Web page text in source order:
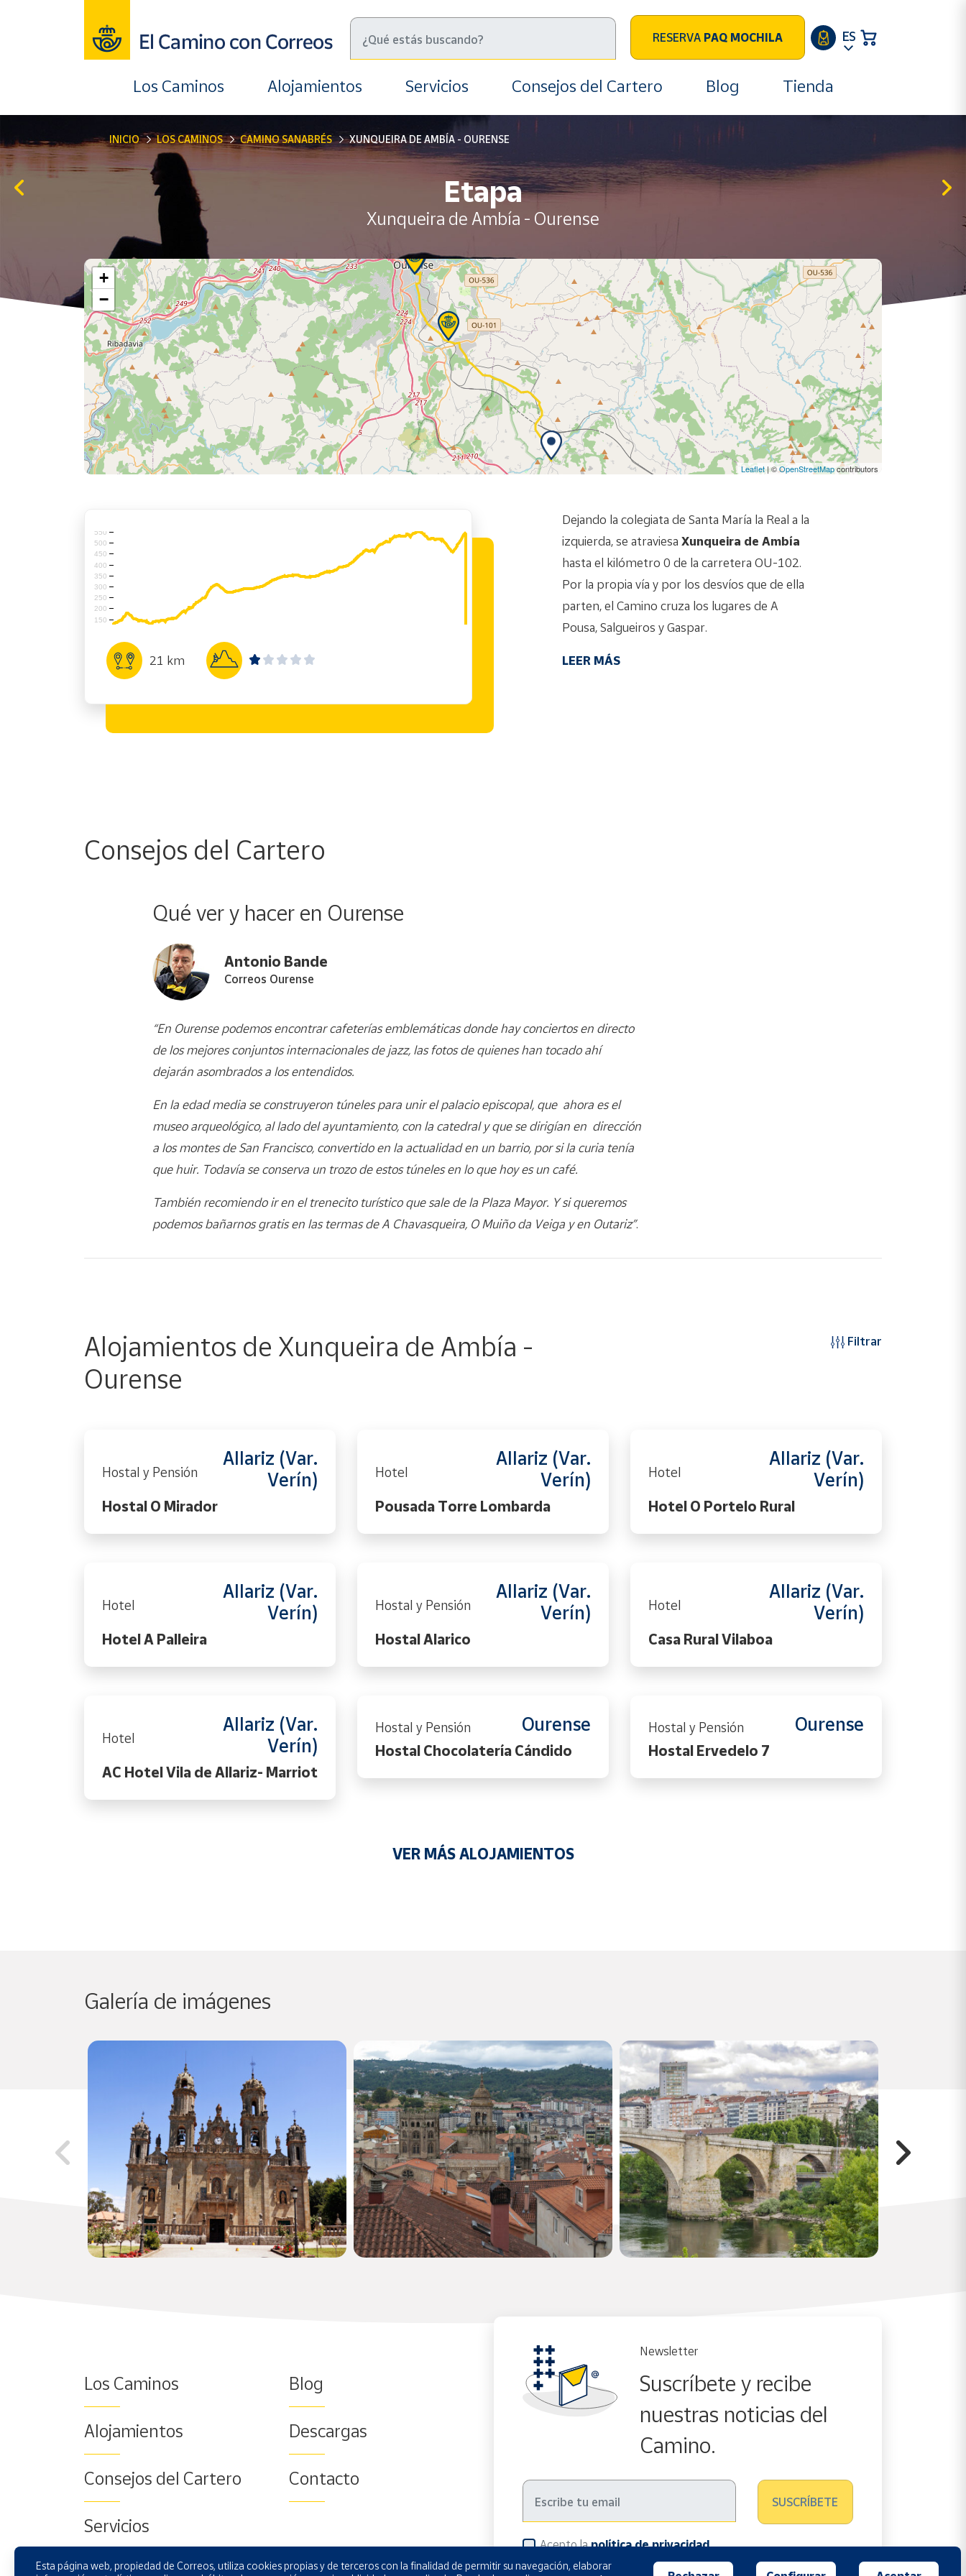
RESERVA PAQ MOCHILA ES
Los Caminos Alojamientos Servicios Consejos del Cartero Blog Tienda
INICIO LOS CAMINOS CAMINO SANABRÉS XUNQUEIRA DE AMBÍA - OURENSE
Etapa
Xunqueira de Ambía - Ourense
+
−
Leaflet| ©OpenStreetMapcontributors
150
200
250
300
350
400
450
500
550
21 km
Dejando la colegiata de Santa María la Real a la
izquierda, se atraviesa Xunqueira de Ambía
hasta el kilómetro 0 de la carretera OU-102.
Por la propia vía y por los desvíos que de ella
parten, el Camino cruza los lugares de A
Pousa, Salgueiros y Gaspar.
LEER MÁS
Consejos del Cartero
Qué ver y hacer en Ourense
Antonio Bande
Correos Ourense
“En Ourense podemos encontrar cafeterías emblemáticas donde hay conciertos en directo
de los mejores conjuntos internacionales de jazz, las fotos de quienes han tocado ahí
dejarán asombrados a los entendidos.
En la edad media se construyeron túneles para unir el palacio episcopal, que ahora es el
museo arqueológico, al lado del ayuntamiento, con la catedral y que se dirigían en dirección
a los montes de San Francisco, convertido en la actualidad en un barrio, por si la curia tenía
que huir. Todavía se conserva un trozo de estos túneles en lo que hoy es un café.
También recomiendo ir en el trenecito turístico que sale de la Plaza Mayor. Y si queremos
podemos bañarnos gratis en las termas de A Chavasqueira, O Muiño da Veiga y en Outariz”.
Alojamientos de Xunqueira de Ambía -
Ourense
Filtrar
Hostal y Pensión
Allariz (Var.
Verín)
Hostal O Mirador
Hotel
Allariz (Var.
Verín)
Pousada Torre Lombarda
Hotel
Allariz (Var.
Verín)
Hotel O Portelo Rural
Hotel
Allariz (Var.
Verín)
Hotel A Palleira
Hostal y Pensión
Allariz (Var.
Verín)
Hostal Alarico
Hotel
Allariz (Var.
Verín)
Casa Rural Vilaboa
Hotel
Allariz (Var.
Verín)
AC Hotel Vila de Allariz- Marriot
Hostal y Pensión Ourense
Hostal Chocolatería Cándido
Hostal y Pensión Ourense
Hostal Ervedelo 7
VER MÁS ALOJAMIENTOS
Galería de imágenes
Los Caminos
Alojamientos
Consejos del Cartero
Servicios
Blog
Descargas
Contacto
Newsletter
Suscríbete y recibe
nuestras noticias del
Camino.
Acepto lapolítica de privacidad
Esta página web, propiedad de Correos, utiliza cookies propias y de terceros con la finalidad de permitir su navegación, elaborar